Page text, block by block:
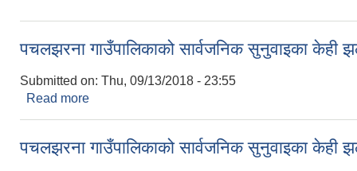
पचलझरना गाउँपालिकाको सार्वजनिक सुनुवाइका केही
Submitted on: Thu, 09/13/2018 - 23:55
Read more
पचलझरना गाउँपालिकाको सार्वजनिक सुनुवाइका केही